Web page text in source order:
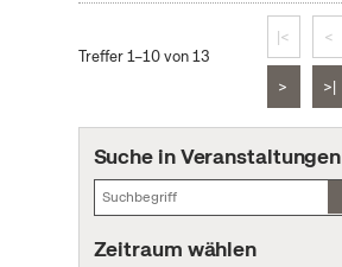
Treffer 1–10 von 13
|< <
> >|
Suche in Veranstaltungen
Zeitraum wählen